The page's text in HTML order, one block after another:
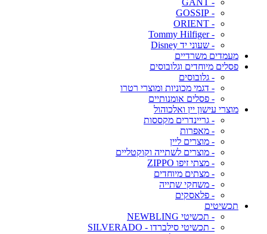
- GANT
- GOSSIP
- ORIENT
- Tommy Hilfiger
- שעוני יד Disney
מעמדים משרדיים
פסלים מיוחדים וגלובוסים
- גלובוסים
- דגמי מכוניות ומוצרי רטרו
- פסלים אומנותיים
מוצרי עישון יין ואלכוהול
- גריינדרים מקססות
- מאפרות
- מוצרים ליין
- מוצרים לשתייה וקוקטליים
- מצתי זיפו ZIPPO
- מצתים מיוחדים
- משחקי שתייה
- פלאסקים
תכשיטים
- תכשיטי NEWBLING
- תכשיטי סילברדו - SILVERADO